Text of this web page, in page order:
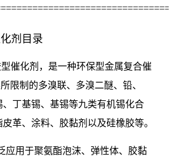
剂目录
催化剂，是一种环保型金属复合催
限制的多溴联、多溴二醚、铅、
、丁基锡、基锡等九类有机锡化合
革、涂料、胶黏剂以及硅橡胶等。
应用于聚氨酯泡沫、弹性体、胶黏